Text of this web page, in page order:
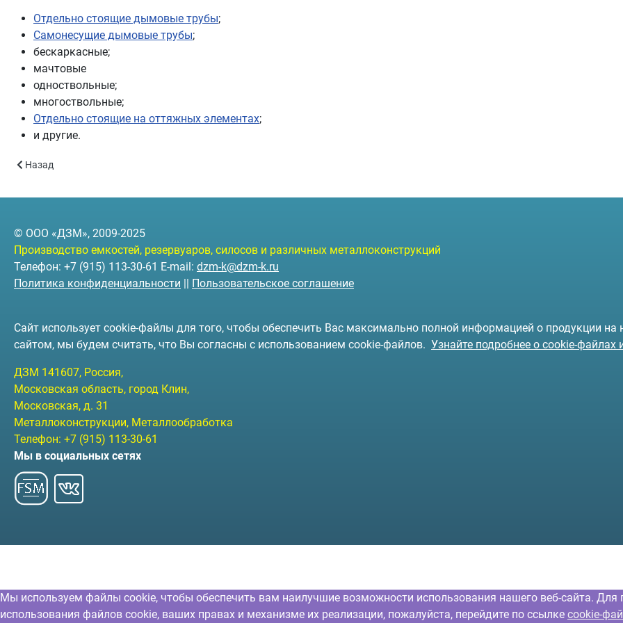
Отдельно стоящие дымовые трубы;
Самонесущие дымовые трубы;
бескаркасные;
мачтовые
одноствольные;
многоствольные;
Отдельно стоящие на оттяжных элементах;
и другие.
Предыдущий: Опросный лист
Назад
© ООО «ДЗМ», 2009-2025
Производство емкостей, резервуаров, силосов и различных металлоконструкций
Телефон: +7 (915) 113-30-61 E-mail: dzm-k@dzm-k.ru
Политика конфиденциальности || Пользовательское соглашение
Сайт использует cookie-файлы для того, чтобы обеспечить Вас максимально полной информацией о продукции
сайтом, мы будем считать, что Вы согласны с использованием cookie-файлов. Узнайте подробнее о cookie-
ДЗМ 141607, Россия,
Московская область, город Клин,
Московская, д. 31
Металлоконструкции, Металлообработка
Телефон: +7 (915) 113-30-61
Мы в социальных сетях
Мы используем файлы cookie, чтобы обеспечить вам наилучшие возможности использования нашего веб-сайта. Для
использования файлов cookie, ваших правах и механизме их реализации, пожалуйста, перейдите по ссылке cookie-